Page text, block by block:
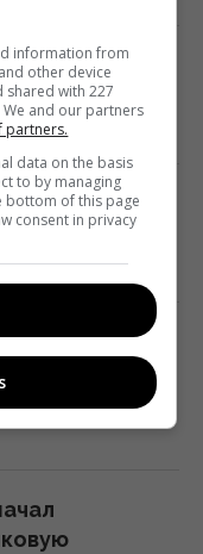
носителей
возможно
-
- извинения
привела к
врач
на здоровье
каким
в Украине
эвакуируют
запрещен
варить
вкусного
information from
other device
shared with 227
and our partners
partners.
data on the basis
to by managing
bottom of this page
consent in privacy